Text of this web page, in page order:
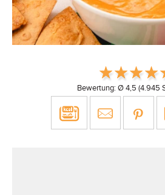
Bewertung: Ø 4,5 (4.945